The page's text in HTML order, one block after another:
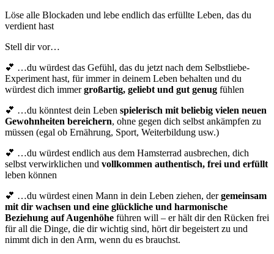
Löse alle Blockaden und lebe endlich das erfüllte Leben, das du
verdient hast
Stell dir vor…
💕 …du würdest das Gefühl, das du jetzt nach dem Selbstliebe-
Experiment hast, für immer in deinem Leben behalten und du
würdest dich immergroßartig, geliebt und gut genug fühlen
💕 …du könntest dein Leben spielerisch mit beliebig vielen neuen
Gewohnheiten bereichern, ohne gegen dich selbst ankämpfen zu
müssen (egal ob Ernährung, Sport, Weiterbildung usw.)
💕 …du würdest endlich aus dem Hamsterrad ausbrechen, dich
selbst verwirklichen und vollkommen authentisch, frei und erfüllt
leben können
💕 …du würdest einen Mann in dein Leben ziehen, dergemeinsam
mit dir wachsen und eine glückliche und harmonische
Beziehung auf Augenhöhe führen will – er hält dir den Rücken frei
für all die Dinge, die dir wichtig sind, hört dir begeistert zu und
nimmt dich in den Arm, wenn du es brauchst.